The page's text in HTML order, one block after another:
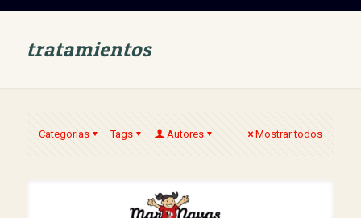
tratamientos
Categorias Tags Autores Mostrar todos